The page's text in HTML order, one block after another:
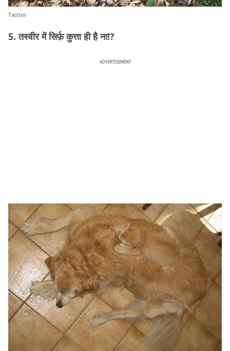
Twitter
5. तस्वीर में सिर्फ़ कुत्ता ही है ना!?
ADVERTISEMENT